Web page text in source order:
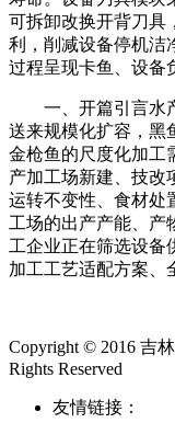
可拆卸改换开背刀具
利，削减设备停机洁
过程呈现卡鱼、设备
一、开篇引言水产
送来规模化扩容，黑
金枪鱼的尺度化加工
产加工场新建、技改
运转不变性、食材处
工场的出产产能、产
工企业正在筛选设备
加工工艺适配方案、
Copyright © 2016 吉
Rights Reserved
友情链接：